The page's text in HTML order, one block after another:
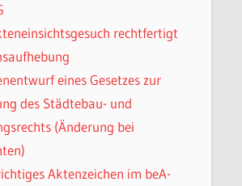
rechtfertigt
eines Gesetzes zur
des Städtebau- und
(Änderung bei
Aktenzeichen im beA-